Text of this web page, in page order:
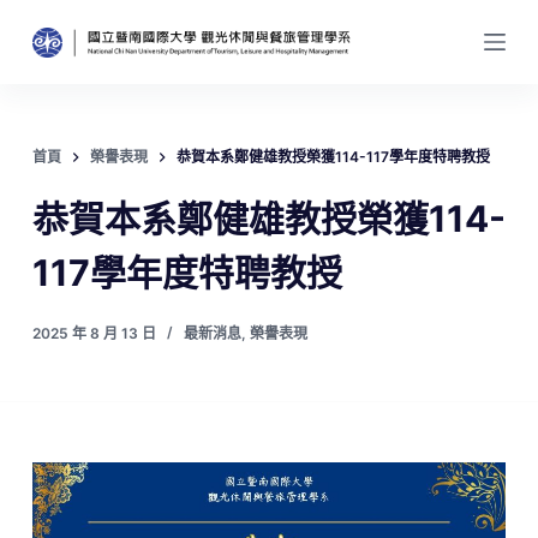
跳
至
內
首頁 榮譽表現 恭賀本系鄭健雄教授榮獲114-117學年度特聘教授
恭賀本系鄭健雄教授榮獲114-
117學年度特聘教授
2025 年 8 月 13 日 最新消息, 榮譽表現